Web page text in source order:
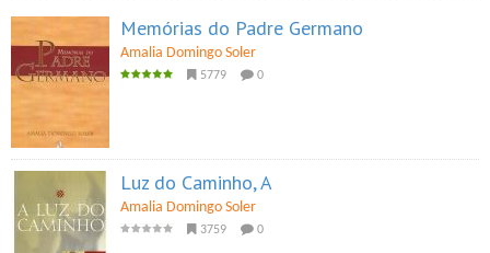
Memórias do Padre Germano
Amalia Domingo Soler
5779 0
Luz do Caminho, A
Amalia Domingo Soler
3759 0